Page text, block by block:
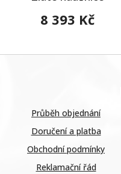
8 393 Kč
Průběh objednání
Doručení a platba
Obchodní podmínky
Reklamační řád